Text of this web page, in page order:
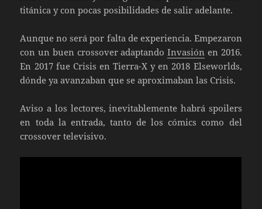
titánica y con pocas posibilidades de salir adelante.
Aunque no será por falta de experiencia. Empezaron
con un buen crossover adaptandoInvasión en 2016.
En 2017 fue Crisis en Tierra-X y en 2018 Elseworlds,
dónde ya avanzaban que se aproximaban las Crisis.
Aviso a los lectores, inevitablemente habrá spoilers
en toda la entrada, tanto de los cómics como del
crossover televisivo.